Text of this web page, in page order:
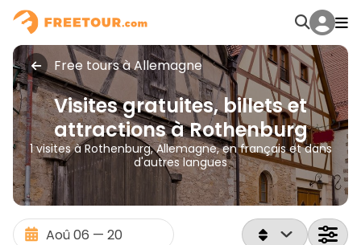
Free tours à Allemagne
Visites gratuites, billets et
attractions à Rothenburg
1 visites à Rothenburg, Allemagne, en français et dans
d'autres langues